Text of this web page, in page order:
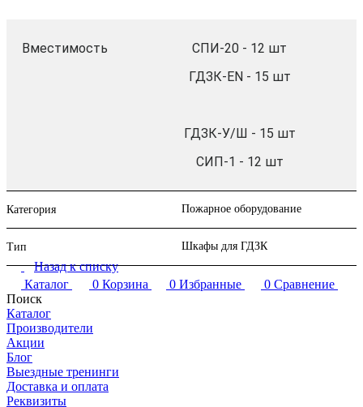
Вместимость
СПИ-20 - 12 шт
ГДЗК-EN - 15 шт
ГДЗК-У/Ш - 15 шт
СИП-1 - 12 шт
Категория Пожарное оборудование
Тип Шкафы для ГДЗК
Назад к списку
Каталог
0 Корзина 0 Избранные 0 Сравнение
Поиск
Каталог
Производители
Акции
Блог
Выездные тренинги
Доставка и оплата
Реквизиты